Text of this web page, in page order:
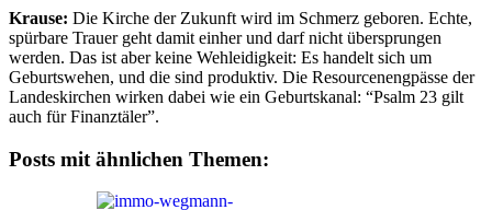
Krause: Die Kirche der Zukunft wird im Schmerz geboren. Echte,
spürbare Trauer geht damit einher und darf nicht übersprungen
werden. Das ist aber keine Wehleidigkeit: Es handelt sich um
Geburtswehen, und die sind produktiv. Die Resourcenengpässe der
Landeskirchen wirken dabei wie ein Geburtskanal: “Psalm 23 gilt
auch für Finanztäler”.
Posts mit ähnlichen Themen: